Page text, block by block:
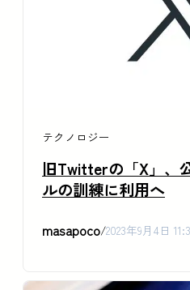
テクノロジー
旧Twitterの「X」、
ルの訓練に利用へ
masapoco/2023年9月4日